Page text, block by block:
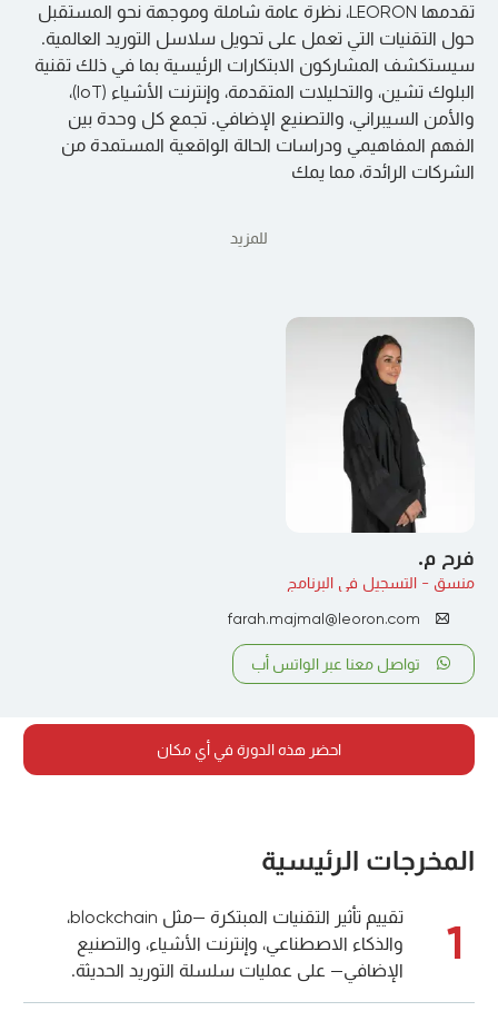
تقدمها LEORON، نظرة عامة شاملة وموجهة نحو المستقبل
حول التقنيات التي تعمل على تحويل سلاسل التوريد العالمية.
سيستكشف المشاركون الابتكارات الرئيسية بما في ذلك تقنية
البلوك تشين، والتحليلات المتقدمة، وإنترنت الأشياء (IoT)،
والأمن السيبراني، والتصنيع الإضافي. تجمع كل وحدة بين
الفهم المفاهيمي ودراسات الحالة الواقعية المستمدة من
الشركات الرائدة، مما يمك
للمزيد
فرح م.
منسق - التسجيل في البرنامج
farah.majmal@leoron.com
تواصل معنا عبر الواتس أب
احضر هذه الدورة في أي مكان
المخرجات الرئيسية
1
تقييم تأثير التقنيات المبتكرة —مثل blockchain،
والذكاء الاصطناعي، وإنترنت الأشياء، والتصنيع
الإضافي— على عمليات سلسلة التوريد الحديثة.